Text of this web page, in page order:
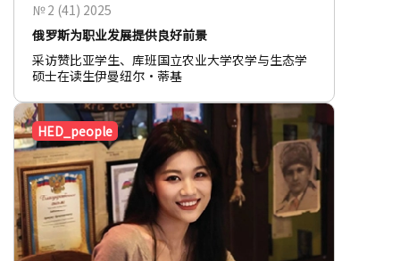
№ 2 (41) 2025
俄罗斯为职业发展提供良好前景
采访赞比亚学生、库班国立农业大学农学与生态学
硕士在读生伊曼纽尔•蒂基
HED_people